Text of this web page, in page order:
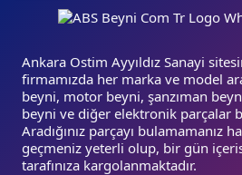
Ankara Ostim Ayyıldız Sanayi
firmamızda her marka ve model
beyni, motor beyni, şanzıman
beyni ve diğer elektronik parçalar
Aradığınız parçayı bulamamanız
geçmeniz yeterli olup, bir gün
tarafınıza kargolanmaktadır.